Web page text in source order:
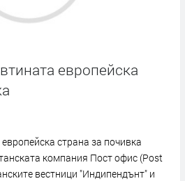
европейска
страна за почивка
компания Пост офис (Post
вестници "Индипендънт" и